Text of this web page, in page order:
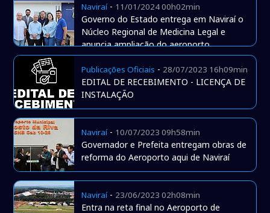
Naviraí- 11/01/2024 00h02min
Governo do Estado entrega em Naviraí o
Núcleo Regional de Medicina Legal e
anuncia ampliação do aeroporto
Publicações Oficiais - 28/07/2023 16h09min
EDITAL DE RECEBIMENTO - LICENÇA DE
INSTALAÇÃO
Naviraí- 10/07/2023 09h58min
Governador e Prefeita entregam obras de
reforma do Aeroporto aqui de Naviraí
Naviraí- 23/06/2023 02h08min
Entra na reta final no Aeroporto de